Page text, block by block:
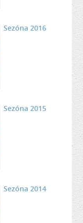
Sezóna 2016
Sezóna 2015
Sezóna 2014